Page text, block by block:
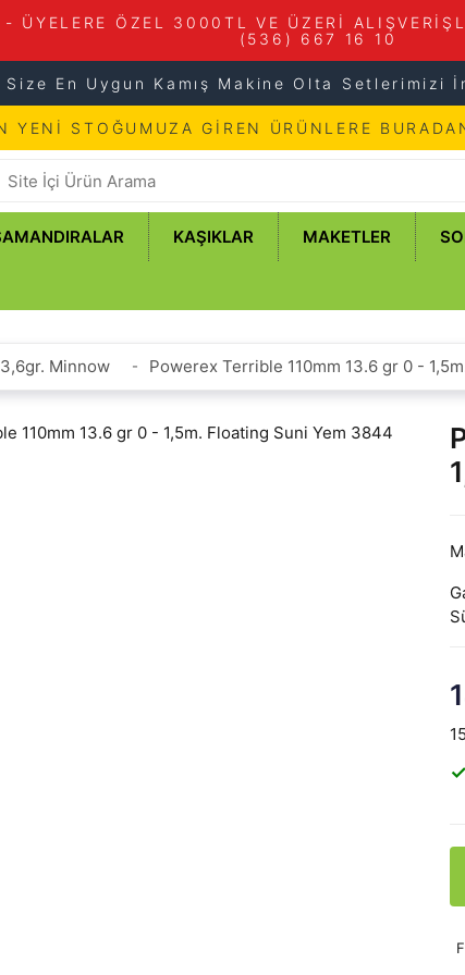
ÜYELERE ÖZEL 3000TL VE ÜZERİ
(536) 667 16 10
Size En Uygun Kamış Makine Olta Setlerimizi
YENİ STOĞUMUZA GİREN ÜRÜNLERE
KAŞIKLAR MAKETLER
Minnow Powerex Terrible 110mm 13.6 gr 0 -
✓